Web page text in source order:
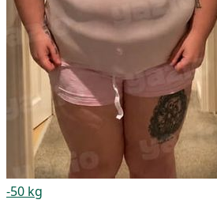
-50 kg